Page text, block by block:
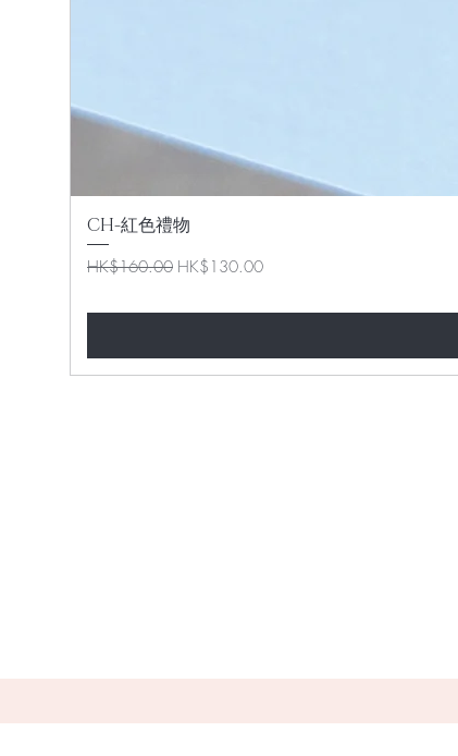
CH-紅色禮物
一般價格
HK$160.00 促銷價格
HK$130.00